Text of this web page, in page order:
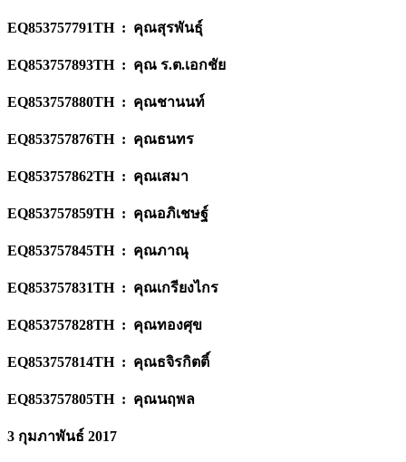
EQ853757791TH : คุณสุรพันธุ์
EQ853757893TH : คุณ ร.ต.เอกชัย
EQ853757880TH : คุณชานนท์
EQ853757876TH : คุณธนทร
EQ853757862TH : คุณเสมา
EQ853757859TH : คุณอภิเชษฐ์
EQ853757845TH : คุณภาณุ
EQ853757831TH : คุณเกรียงไกร
EQ853757828TH : คุณทองศุข
EQ853757814TH : คุณธจิรกิตติ์
EQ853757805TH : คุณนฤพล
3 กุมภาพันธ์ 2017